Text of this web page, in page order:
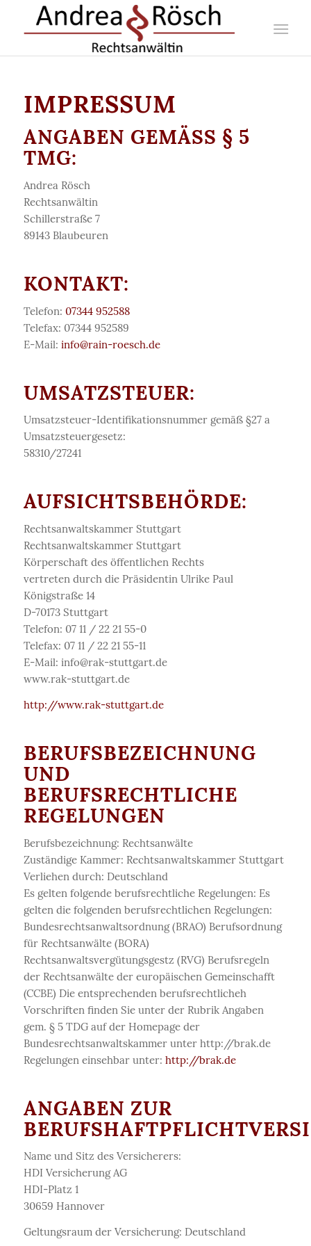
IMPRESSUM
ANGABEN GEMÄSS § 5 T
MG:
Andrea Rösch
Rechtsanwältin
Schillerstraße 7
89143 Blaubeuren
KONTAKT:
Telefon: 07344 952588
Telefax: 07344 952589
E-Mail: info@rain-roesch.de
UMSATZSTEUER:
Umsatzsteuer-Identifikationsnummer gemäß §27 a
Umsatzsteuergesetz:
58310/27241
AUFSICHTSBEHÖRDE:
Rechtsanwaltskammer Stuttgart
Rechtsanwaltskammer Stuttgart
Körperschaft des öffentlichen Rechts
vertreten durch die Präsidentin Ulrike Paul
Königstraße 14
D-70173 Stuttgart
Telefon: 07 11 / 22 21 55-0
Telefax: 07 11 / 22 21 55-11
E-Mail: info@rak-stuttgart.de
www.rak-stuttgart.de
http://www.rak-stuttgart.de
BERUFSBEZEICHNUNG
UND
BERUFSRECHTLICHE
REGELUNGEN
Berufsbezeichnung: Rechtsanwälte
Zuständige Kammer: Rechtsanwaltskammer Stuttgart
Verliehen durch: Deutschland
Es gelten folgende berufsrechtliche Regelungen: Es
gelten die folgenden berufsrechtlichen Regelungen:
Bundesrechtsanwaltsordnung (BRAO) Berufsordnung
für Rechtsanwälte (BORA)
Rechtsanwaltsvergütungsgestz (RVG) Berufsregeln
der Rechtsanwälte der europäischen Gemeinschafft
(CCBE) Die entsprechenden berufsrechtlicheh
Vorschriften finden Sie unter der Rubrik Angaben
gem. § 5 TDG auf der Homepage der
Bundesrechtsanwaltskammer unter http://brak.de
Regelungen einsehbar unter: http://brak.de
ANGABEN ZUR
Name und Sitz des Versicherers:
HDI Versicherung AG
HDI-Platz 1
30659 Hannover
Geltungsraum der Versicherung: Deutschland